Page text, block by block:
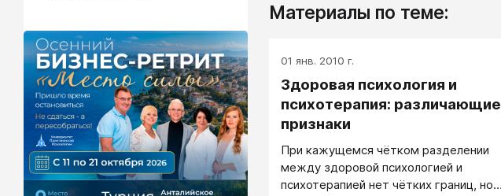
Материалы по теме:
01 янв. 2010 г.
Здоровая психология и
психотерапия: различающие
признаки
При кажущемся чётком разделении
между здоровой психологией и
психотерапией нет чётких границ, но